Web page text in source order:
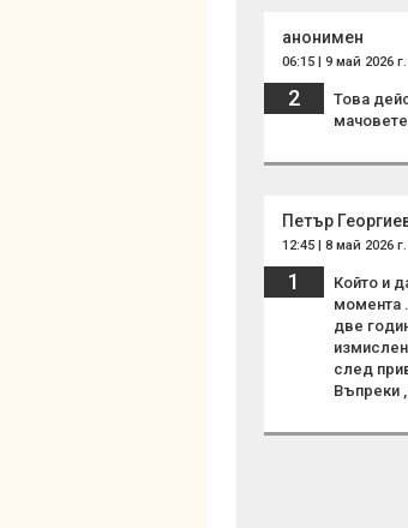
анонимен
06:15 | 9 май 2026 г.
2
Това
Петър
12:45 | 8 май 2026 г.
1
Който и
момента
две
след
Въпреки